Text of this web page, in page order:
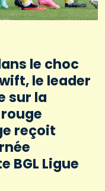
le choc
le leader
sur la
reçoit
BGL Ligue